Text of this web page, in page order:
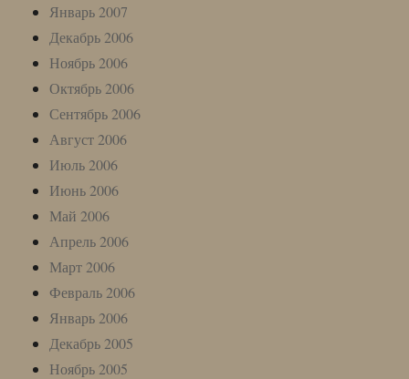
Январь 2007
Декабрь 2006
Ноябрь 2006
Октябрь 2006
Сентябрь 2006
Август 2006
Июль 2006
Июнь 2006
Май 2006
Апрель 2006
Март 2006
Февраль 2006
Январь 2006
Декабрь 2005
Ноябрь 2005